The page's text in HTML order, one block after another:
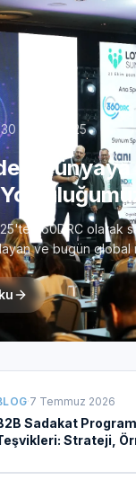
Bize Ulaşın
30 Kasım 2025
Dünyaya
360DRC olarak
ve bugün global
veren sadakat
·7 Temmuz 2026
Sadakat
Strateji,